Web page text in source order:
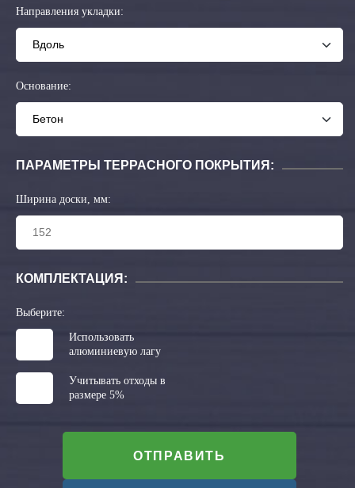
Направления укладки:
Основание:
ПАРАМЕТРЫ ТЕРРАСНОГО ПОКРЫТИЯ:
Ширина доски, мм:
КОМПЛЕКТАЦИЯ:
Выберите:
Использовать
алюминиевую лагу
Учитывать отходы в
размере 5%
ОТПРАВИТЬ